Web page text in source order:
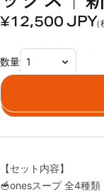
¥12,500JPY
（
数量
【セット内容】
🥣onesスープ 全4種類